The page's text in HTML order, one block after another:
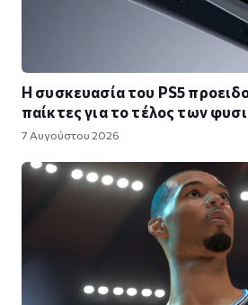
Η συσκευασία του PS5
παίκτες για το τέλος των
7 Αυγούστου 2026